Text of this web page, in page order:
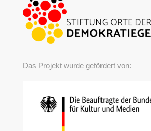
Das Projekt wurde gefördert von: